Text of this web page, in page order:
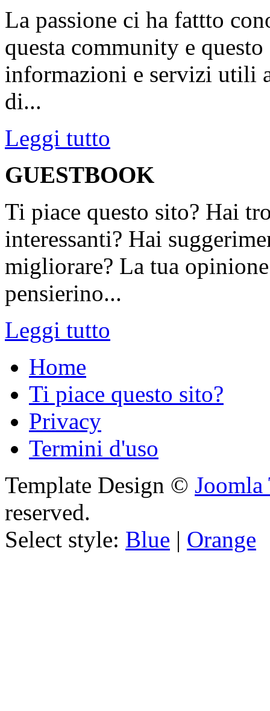
La passione ci ha fattto
questa community e
informazioni e servizi utili
di...
Leggi tutto
GUESTBOOK
Ti piace questo sito? Hai
interessanti? Hai
migliorare? La tua
pensierino...
Leggi tutto
Home
Ti piace questo sito?
Privacy
Termini d'uso
Template Design © Joomla
reserved.
Select style: Blue | Orange